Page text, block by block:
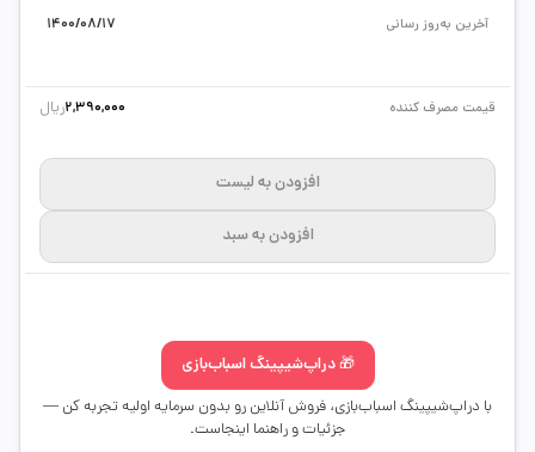
آخرین به‌روز رسانی
1400/08/17
قیمت مصرف کننده 2,390,000ریال
افزودن به لیست
افزودن به سبد
🎁 دراپ‌شیپینگ اسباب‌بازی
با دراپ‌شیپینگ اسباب‌بازی، فروش آنلاین رو بدون سرمایه اولیه تجربه کن —
جزئیات و راهنما اینجاست.